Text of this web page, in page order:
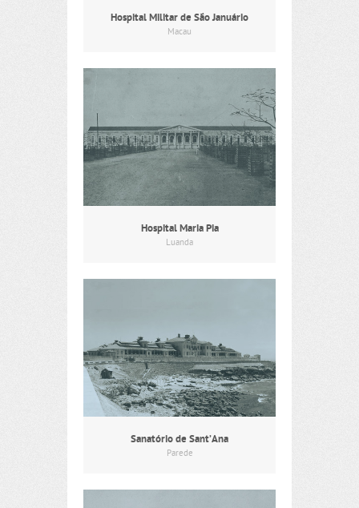
Hospital Militar de São Januário
Macau
Hospital Maria Pia
Luanda
Sanatório de Sant’Ana
Parede